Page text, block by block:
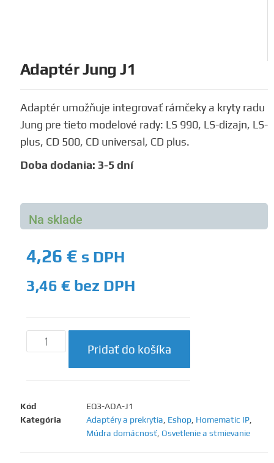
Adaptér Jung J1
Adaptér umožňuje integrovať rámčeky a kryty radu
Jung pre tieto modelové rady: LS 990, LS-dizajn, LS-
plus, CD 500, CD universal, CD plus.
Doba dodania: 3-5 dní
Na sklade
4,26 € s DPH
3,46 € bez DPH
Pridať do košíka
Kód
EQ3-ADA-J1
Kategória
Adaptéry a prekrytia Eshop Homematic IP
Múdra domácnosť Osvetlenie a stmievanie